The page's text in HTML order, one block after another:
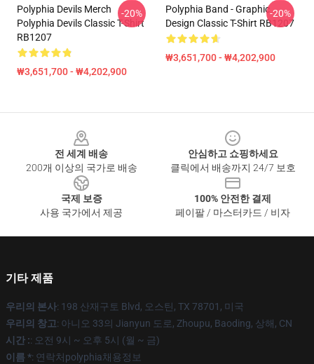
Polyphia Devils Merch
Polyphia Devils Classic T-Shirt
RB1207
₩3,651,700 - ₩4,202,900
-20%
Polyphia Band - Graphic
Design Classic T-Shirt RB1207
₩3,651,700 - ₩4,202,900
-20%
전 세계 배송
200개 이상의 국가로 배송
안심하고 쇼핑하세요
클릭에서 배송까지 24/7 보호
국제 보증
사용 국가에서 제공
100% 안전한 결제
페이팔 / 마스터카드 / 비자
기타 제품
우리의 본사: 198 산재구토 Blvd, 오스틴, TX 78701, 미국
우리의 창고: 아니오 33의 Jianyun 도로, Zhoupu, Baoding, 상해, CN
시간 :: 오전 9시 ~ 오후 5시 (월 ~ 금)
이름 *: 연락처polyphia채용정보